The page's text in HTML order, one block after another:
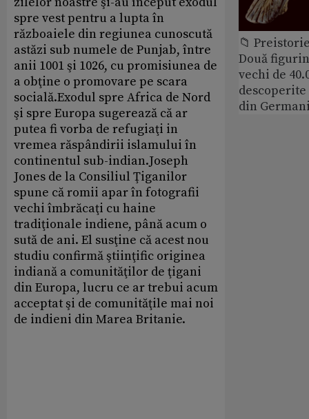
spre vest pentru a lupta în
războaiele din regiunea cunoscută
astăzi sub numele de Punjab, între
anii 1001 şi 1026, cu promisiunea de
a obţine o promovare pe scara
socială.Exodul spre Africa de Nord
şi spre Europa sugerează că ar
putea fi vorba de refugiaţi in
vremea răspândirii islamului în
continentul sub-indian.Joseph
Jones de la Consiliul Ţiganilor
spune că romii apar în fotografii
vechi îmbrăcaţi cu haine
tradiţionale indiene, până acum o
sută de ani. El susţine că acest nou
studiu confirmă ştiinţific originea
indiană a comunităţilor de ţigani
din Europa, lucru ce ar trebui acum
acceptat şi de comunităţile mai noi
de indieni din Marea Britanie.
📁
Două
vechi de
din